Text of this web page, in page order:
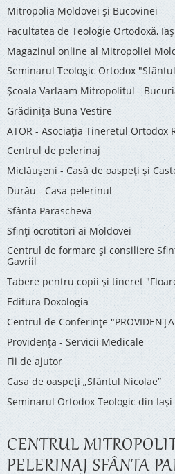
Mitropolia Moldovei și Bucovinei
Facultatea de Teologie Ortodoxă,
Magazinul online al Mitropoliei
Seminarul Teologic Ortodox
Şcoala Varlaam Mitropolitul -
Grădinița Buna Vestire
ATOR - Asociaţia Tineretul Ortodox
Centrul de pelerinaj
Miclăușeni - Casă de oaspeţi şi
Durău - Casa pelerinul
Sfânta Parascheva
Sfinți ocrotitori ai Moldovei
Centrul de formare și consiliere
Gavriil
Tabere pentru copii şi tineret
Editura Doxologia
Centrul de Conferinţe
Providenţa - Servicii Medicale
Fii de ajutor
Casa de oaspeți „Sfântul Nicolae”
Seminarul Ortodox Teologic din Iași
CENTRUL
PELERINAJ SFÂNTA